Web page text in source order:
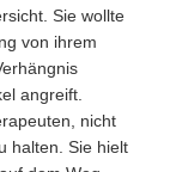
Sie wollte
von ihrem
angreift.
nicht
halten. Sie hielt